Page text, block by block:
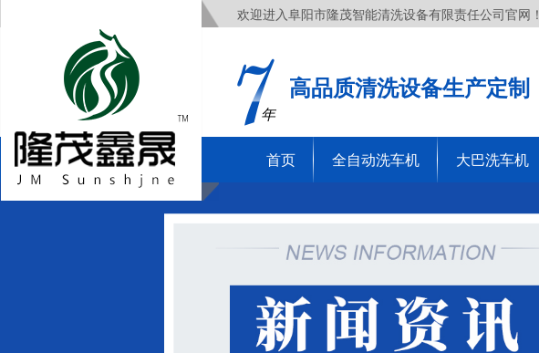
欢迎进入阜阳市隆茂智能清洗设备有限责任公司官网！
年
高品质清洗设备生产定制
首页 全自动洗车机 大巴洗车机